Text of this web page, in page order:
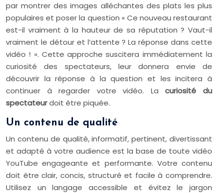
par montrer des images alléchantes des plats les plus
populaires et poser la question « Ce nouveau restaurant
est-il vraiment à la hauteur de sa réputation ? Vaut-il
vraiment le détour et l’attente ? La réponse dans cette
vidéo ! ». Cette approche suscitera immédiatement la
curiosité des spectateurs, leur donnera envie de
découvrir la réponse à la question et les incitera à
continuer à regarder votre vidéo. Lacuriosité du
spectateurdoit être piquée.
Un contenu de qualité
Un contenu de qualité, informatif, pertinent, divertissant
et adapté à votre audience est la base de toute vidéo
YouTube engageante et performante. Votre contenu
doit être clair, concis, structuré et facile à comprendre.
Utilisez un langage accessible et évitez le jargon